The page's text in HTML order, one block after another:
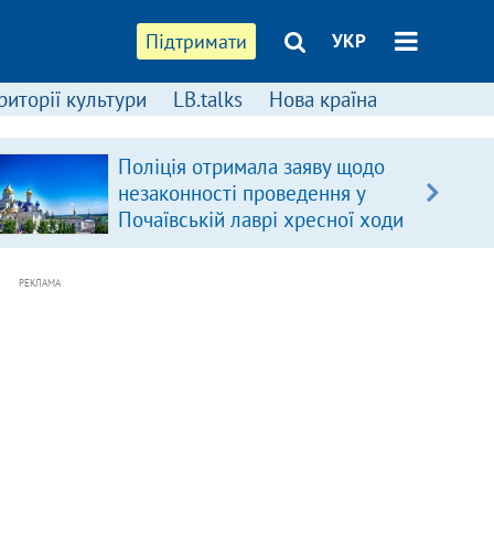
Підтримати УКР
культури LB.talks Нова країна
Поліція отримала заяву щодо
незаконності проведення у
Почаївській лаврі хресної ходи
РЕКЛАМА